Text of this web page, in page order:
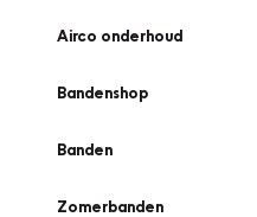
Airco onderhoud
Bandenshop
Banden
Zomerbanden